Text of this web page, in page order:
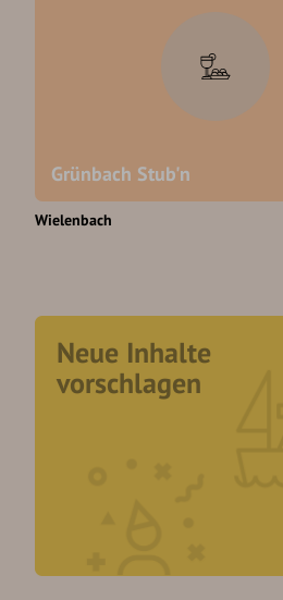
Grünbach Stub'n
Wielenbach
Neue Inhalte
vorschlagen